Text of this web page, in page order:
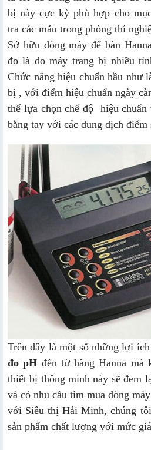
bị này cực kỳ phù hợp cho
tra các mẫu trong phòng thí
Sở hữu dòng máy để bàn
đo là do máy trang bị nhiều
Chức năng hiệu chuẩn hầu như
bị , với điểm hiệu chuẩn ngày
thể lựa chọn chế độ hiệu
bằng tay với các dung dịch điểm
Trên đây là một số những lợi
đo pH đến từ hãng Hanna mà
thiết bị thông minh này sẽ đem
và có nhu cầu tìm mua dòng
với Siêu thị Hải Minh, chúng
sản phẩm chất lượng với mức